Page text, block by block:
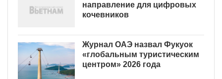
направление для цифровых
кочевников
Журнал ОАЭ назвал Фукуок
«глобальным туристическим
центром» 2026 года